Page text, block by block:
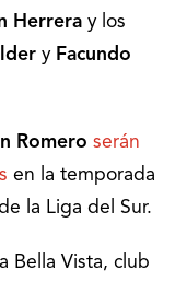
Herrera y los
y Facundo
Romero serán
en la temporada
la Liga del Sur.
Bella Vista, club